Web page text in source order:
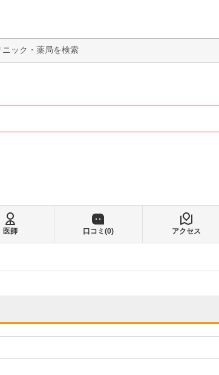
検索
医師 口コミ(0) アクセス